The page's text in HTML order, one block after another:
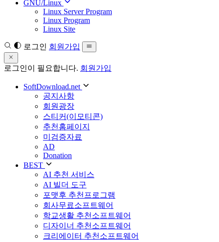
GNU/Linux
Linux Server Program
Linux Program
Linux Site
로그인 회원가입
로그인이 필요합니다. 회원가입
SoftDownload.net
공지사항
회원광장
스티커(이모티콘)
추천홈페이지
미검증자료
AD
Donation
BEST
AI 추천 서비스
AI 빌더 도구
포맷후 추천프로그램
회사무료소프트웨어
학교생활 추천소프트웨어
디자이너 추천소프트웨어
크리에이터 추천소프트웨어